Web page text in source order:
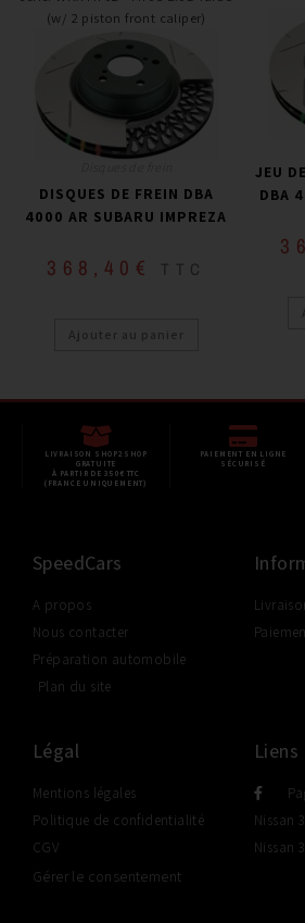
(w/ 2 piston front caliper)
DISQUES DE FREIN DBA
4000 AR SUBARU IMPREZA
368,40 € TTC
Ajouter au panier
JEU
DBA
LIVRAISON SHOP2SHOP
GRATUITE
À PARTIR DE 350€ TTC
(FRANCE UNIQUEMENT)
PAIEMENT EN LIGNE
SÉCURISÉ
SpeedCars
A propos
Nous contacter
Préparation automobile
Plan du site
Légal
Mentions légales
Politique de confidentialité
CGV
Gérer le consentement
Liens
Nissan
Nissan